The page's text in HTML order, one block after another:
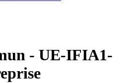
- UE-IFIA1-